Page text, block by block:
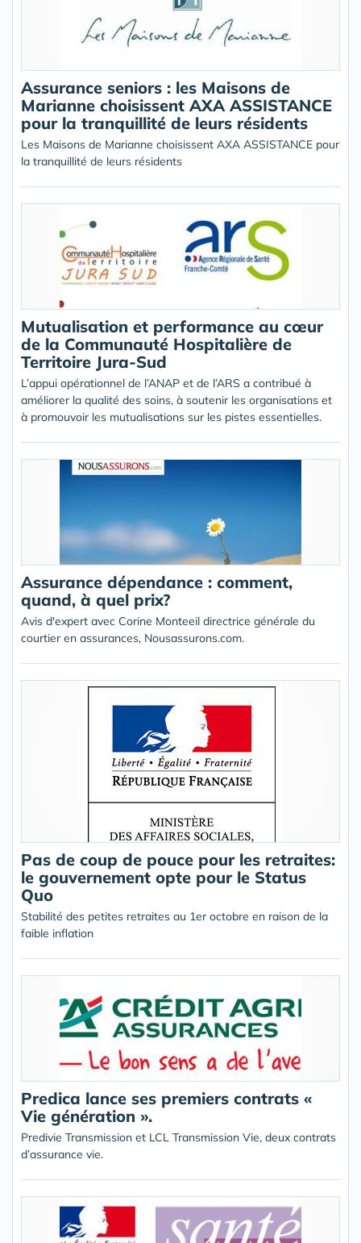
Assurance seniors : les Maisons de
Marianne choisissent AXA ASSISTANCE
pour la tranquillité de leurs résidents
Les Maisons de Marianne choisissent AXA ASSISTANCE pour
la tranquillité de leurs résidents
Mutualisation et performance au cœur
de la Communauté Hospitalière de
Territoire Jura-Sud
L’appui opérationnel de l’ANAP et de l’ARS a contribué à
améliorer la qualité des soins, à soutenir les organisations et
à promouvoir les mutualisations sur les pistes essentielles.
Assurance dépendance : comment,
quand, à quel prix?
Avis d'expert avec Corine Monteeil directrice générale du
courtier en assurances, Nousassurons.com.
Pas de coup de pouce pour les retraites:
le gouvernement opte pour le Status
Quo
Stabilité des petites retraites au 1er octobre en raison de la
faible inflation
Predica lance ses premiers contrats «
Vie génération ».
Predivie Transmission et LCL Transmission Vie, deux contrats
d’assurance vie.